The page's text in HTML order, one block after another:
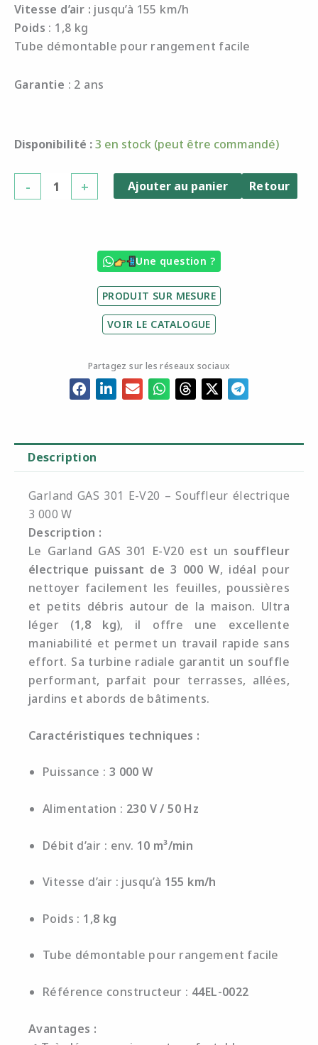
Vitesse d’air : jusqu’à 155 km/h
Poids : 1,8 kg
Tube démontable pour rangement facile
Garantie : 2 ans
Disponibilité :3 en stock (peut être commandé)
-
quantité
Souffleur
GAS
+ Ajouter au panier Retour
Une question ?
PRODUIT SUR MESURE
VOIR LE CATALOGUE
Partagez sur les réseaux sociaux
Description
Garland GAS 301 E-V20 – Souffleur électrique
3 000 W
Description :
Le Garland GAS 301 E-V20 est un souffleur
électrique puissant de 3 000 W, idéal pour
nettoyer facilement les feuilles, poussières
et petits débris autour de la maison. Ultra
léger (1,8 kg), il offre une excellente
maniabilité et permet un travail rapide sans
effort. Sa turbine radiale garantit un souffle
performant, parfait pour terrasses, allées,
jardins et abords de bâtiments.
Caractéristiques techniques :
Puissance : 3 000 W
Alimentation : 230 V / 50 Hz
Débit d’air : env. 10 m³/min
Vitesse d’air : jusqu’à 155 km/h
Poids : 1,8 kg
Tube démontable pour rangement facile
Référence constructeur : 44EL-0022
Avantages :